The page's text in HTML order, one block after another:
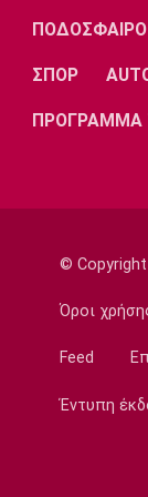
Ρήγα: «Τα
Ποδόσφαιρο -
προσθήκη
ΠΑΟΚ:
ΠΟΔΟΣΦΑΙΡΟ
ΣΠΟΡ
ΠΡΟΓΡΑΜΜΑ
©
Όροι
Feed
Έντυπη